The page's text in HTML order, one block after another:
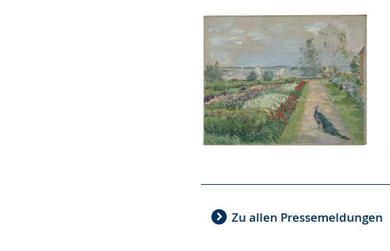
Zu allen Pressemeldungen